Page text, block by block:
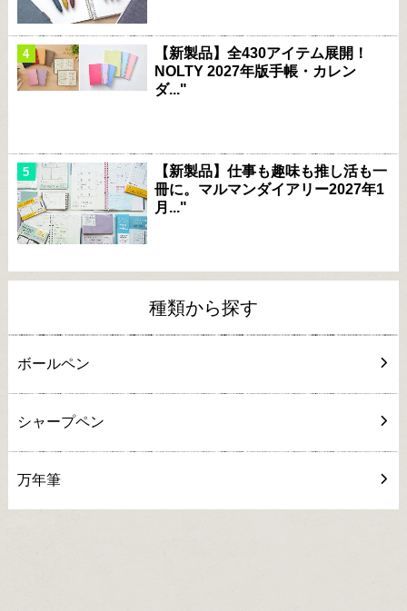
【新製品】全430アイテム展開！
NOLTY 2027年版手帳・カレン
ダ..."
【新製品】仕事も趣味も推し活も一
冊に。マルマンダイアリー2027年1
月..."
種類から探す
ボールペン
シャープペン
万年筆